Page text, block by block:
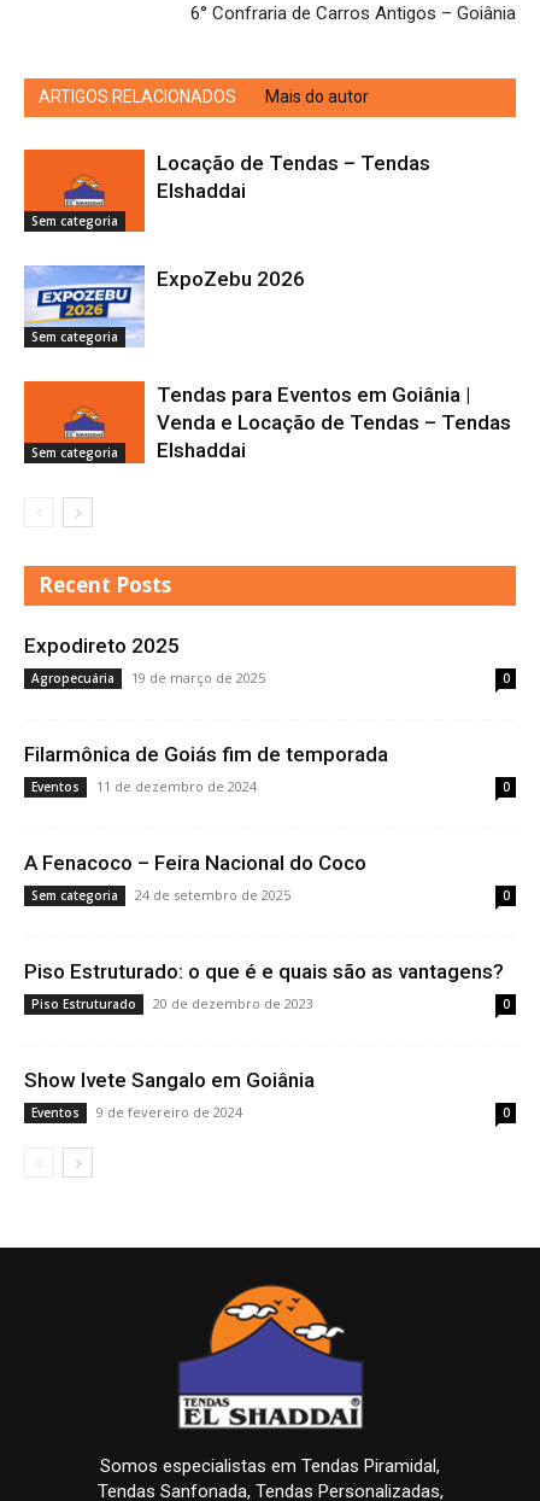
6° Confraria de Carros Antigos – Goiânia
ARTIGOS RELACIONADOS Mais do autor
Sem categoria
Locação de Tendas – Tendas
Elshaddai
Sem categoria
ExpoZebu 2026
Sem categoria
Tendas para Eventos em Goiânia |
Venda e Locação de Tendas – Tendas
Elshaddai
Recent Posts
Expodireto 2025
Agropecuária 19 de março de 2025 0
Filarmônica de Goiás fim de temporada
Eventos 11 de dezembro de 2024 0
A Fenacoco – Feira Nacional do Coco
Sem categoria 24 de setembro de 2025 0
Piso Estruturado: o que é e quais são as vantagens?
Piso Estruturado 20 de dezembro de 2023 0
Show Ivete Sangalo em Goiânia
Eventos 9 de fevereiro de 2024 0
Somos especialistas em Tendas Piramidal,
Tendas Sanfonada, Tendas Personalizadas,